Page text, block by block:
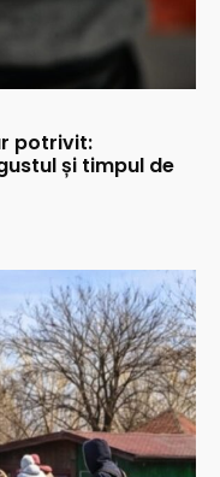
potrivit:
și timpul de